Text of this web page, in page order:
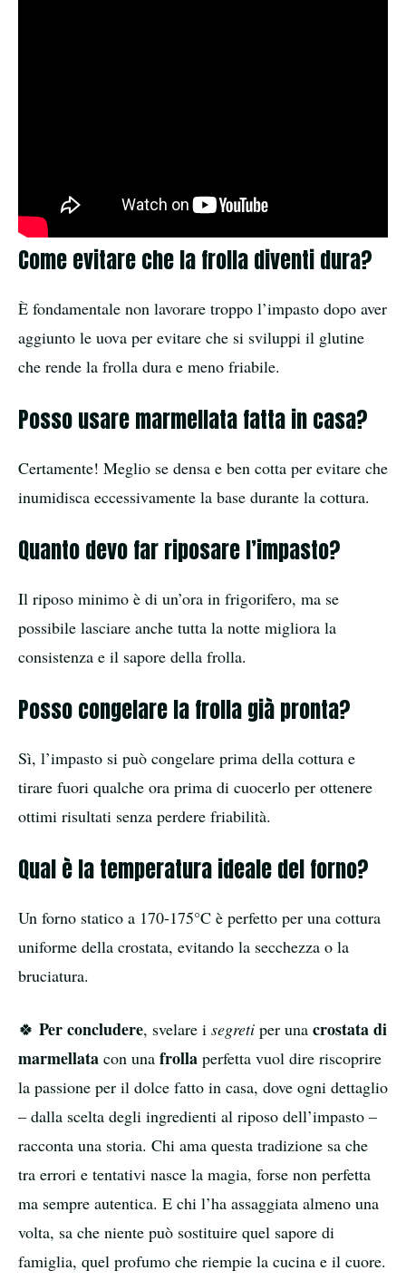
Come evitare che la frolla diventi dura?
È fondamentale non lavorare troppo l’impasto dopo aver
aggiunto le uova per evitare che si sviluppi il glutine
che rende la frolla dura e meno friabile.
Posso usare marmellata fatta in casa?
Certamente! Meglio se densa e ben cotta per evitare che
inumidisca eccessivamente la base durante la cottura.
Quanto devo far riposare l’impasto?
Il riposo minimo è di un’ora in frigorifero, ma se
possibile lasciare anche tutta la notte migliora la
consistenza e il sapore della frolla.
Posso congelare la frolla già pronta?
Sì, l’impasto si può congelare prima della cottura e
tirare fuori qualche ora prima di cuocerlo per ottenere
ottimi risultati senza perdere friabilità.
Qual è la temperatura ideale del forno?
Un forno statico a 170-175°C è perfetto per una cottura
uniforme della crostata, evitando la secchezza o la
bruciatura.
🍀 Per concludere, svelare i segreti per una crostata di
marmellata con una frolla perfetta vuol dire riscoprire
la passione per il dolce fatto in casa, dove ogni dettaglio
– dalla scelta degli ingredienti al riposo dell’impasto –
racconta una storia. Chi ama questa tradizione sa che
tra errori e tentativi nasce la magia, forse non perfetta
ma sempre autentica. E chi l’ha assaggiata almeno una
volta, sa che niente può sostituire quel sapore di
famiglia, quel profumo che riempie la cucina e il cuore.